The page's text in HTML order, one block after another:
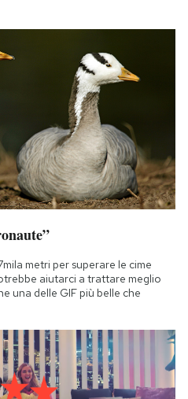
metri per superare le cime
aiutarci a trattare meglio
una delle GIF più belle che